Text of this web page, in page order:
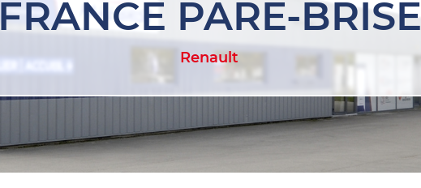
FRANCE PARE-BRISE
Renault